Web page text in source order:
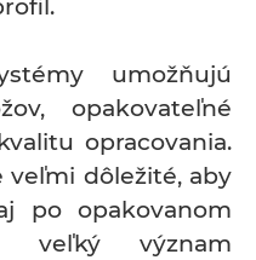
umožňujú
opakovateľné
opracovania.
veľmi dôležité, aby
po opakovanom
veľký význam